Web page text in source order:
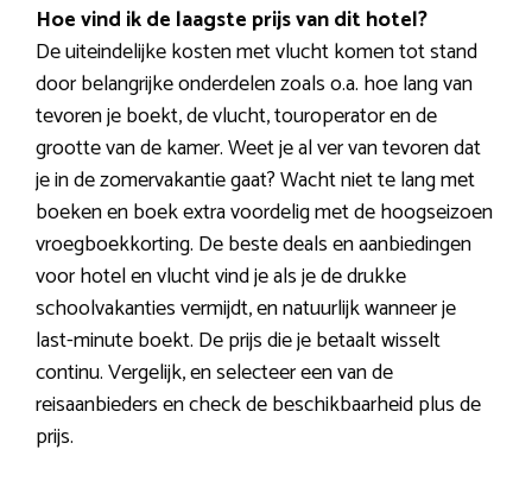
Hoe vind ik de laagste prijs van dit hotel?
De uiteindelijke kosten met vlucht komen tot stand
door belangrijke onderdelen zoals o.a. hoe lang van
tevoren je boekt, de vlucht, touroperator en de
grootte van de kamer. Weet je al ver van tevoren dat
je in de zomervakantie gaat? Wacht niet te lang met
boeken en boek extra voordelig met de hoogseizoen
vroegboekkorting. De beste deals en aanbiedingen
voor hotel en vlucht vind je als je de drukke
schoolvakanties vermijdt, en natuurlijk wanneer je
last-minute boekt. De prijs die je betaalt wisselt
continu. Vergelijk, en selecteer een van de
reisaanbieders en check de beschikbaarheid plus de
prijs.